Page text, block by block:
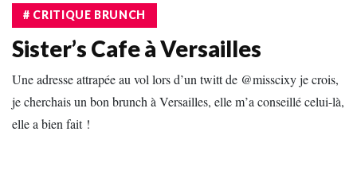
# CRITIQUE BRUNCH
Sister’s Cafe à Versailles
Une adresse attrapée au vol lors d’un twitt de @misscixy je crois,
je cherchais un bon brunch à Versailles, elle m’a conseillé celui-là,
elle a bien fait !